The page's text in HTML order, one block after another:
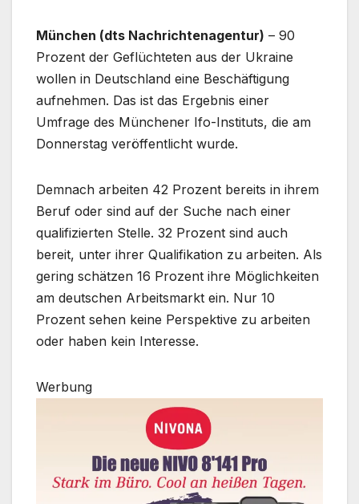
München (dts Nachrichtenagentur) – 90
Prozent der Geflüchteten aus der Ukraine
wollen in Deutschland eine Beschäftigung
aufnehmen. Das ist das Ergebnis einer
Umfrage des Münchener Ifo-Instituts, die am
Donnerstag veröffentlicht wurde.
Demnach arbeiten 42 Prozent bereits in ihrem
Beruf oder sind auf der Suche nach einer
qualifizierten Stelle. 32 Prozent sind auch
bereit, unter ihrer Qualifikation zu arbeiten. Als
gering schätzen 16 Prozent ihre Möglichkeiten
am deutschen Arbeitsmarkt ein. Nur 10
Prozent sehen keine Perspektive zu arbeiten
oder haben kein Interesse.
Werbung